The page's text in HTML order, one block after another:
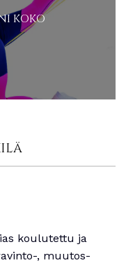
KOKO
koulutettu ja
, muutos-